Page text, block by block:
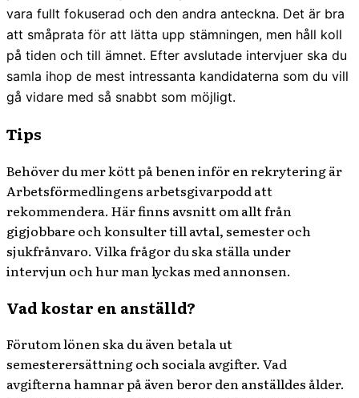
vara fullt fokuserad och den andra anteckna. Det är bra
att småprata för att lätta upp stämningen, men håll koll
på tiden och till ämnet. Efter avslutade intervjuer ska du
samla ihop de mest intressanta kandidaterna som du vill
gå vidare med så snabbt som möjligt.
Tips
Behöver du mer kött på benen inför en rekrytering är
Arbetsförmedlingens arbetsgivarpodd att
rekommendera. Här finns avsnitt om allt från
gigjobbare och konsulter till avtal, semester och
sjukfrånvaro. Vilka frågor du ska ställa under
intervjun och hur man lyckas med annonsen.
Vad kostar en anställd?
Förutom lönen ska du även betala ut
semesterersättning och sociala avgifter. Vad
avgifterna hamnar på även beror den anställdes ålder.